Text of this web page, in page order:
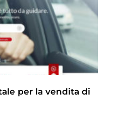
per la vendita di